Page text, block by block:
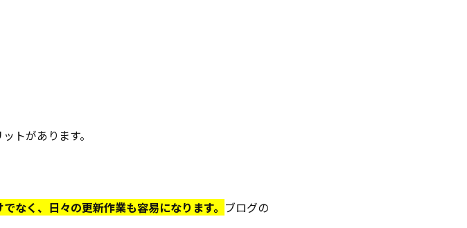
トがあります。
なく、日々の更新作業も容易になります。 ブログの